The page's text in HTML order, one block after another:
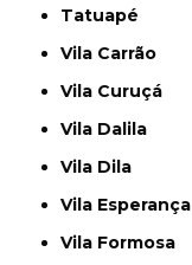
Tatuapé
Vila Carrão
Vila Curuçá
Vila Dalila
Vila Dila
Vila Esperança
Vila Formosa